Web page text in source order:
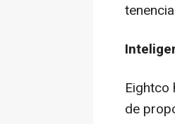
Eightco
de